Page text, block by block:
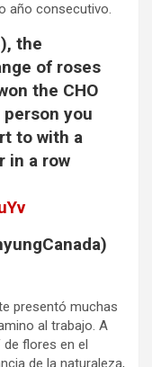
año consecutivo.
the
of roses
the CHO
you
to with a
in a row
presentó muchas
al trabajo. A
flores en el
de la naturaleza,